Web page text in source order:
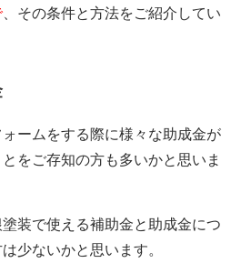
、その条件と方法をご紹介してい
ームをする際に様々な助成金が
をご存知の方も多いかと思いま
装で使える補助金と助成金につ
少ないかと思います。